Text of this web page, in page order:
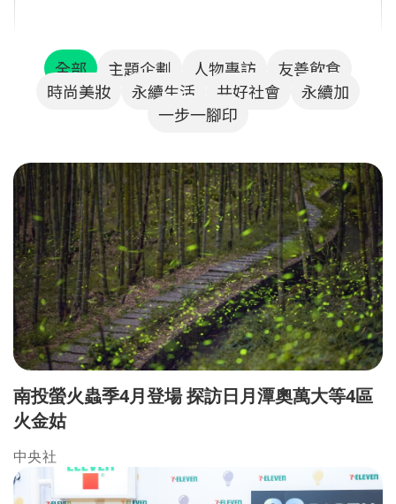
全部 主題企劃 人物專訪
友善飲食
時尚美妝
永續生活 共好社會
永續加
一步一腳印
南投螢火蟲季4月登場 探訪日月潭奧萬大等4區
火金姑
中央社